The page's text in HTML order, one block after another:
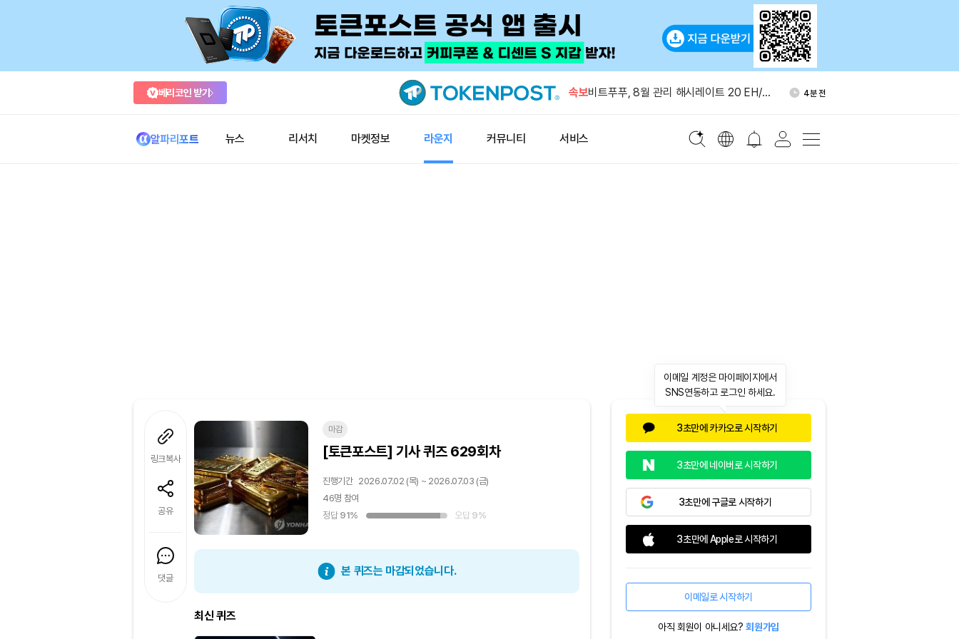
베리코인 받기 속보
폴리마켓, 9월 美 금리 0.25%p 인상 확
47분 전
비트푸푸, 8월 관리 해시레이트 20 EH/s
4분 전
알파리포트 뉴스 리서치 마켓정보 라운지 커뮤니티 서비스
링크복사
공유
댓글
마감
[토큰포스트] 기사 퀴즈 629회차
진행기간 2026.07.02 (목) ~ 2026.07.03 (금)
46명 참여
정답 91% 오답 9%
본 퀴즈는 마감되었습니다.
최신 퀴즈
3초만에 카카오로 시작하기
3초만에 네이버로 시작하기
3초만에 구글로 시작하기
3초만에 Apple로 시작하기
이메일로 시작하기
이메일 계정은 마이페이지에서
SNS연동하고 로그인 하세요.
아직 회원이 아니세요?회원가입